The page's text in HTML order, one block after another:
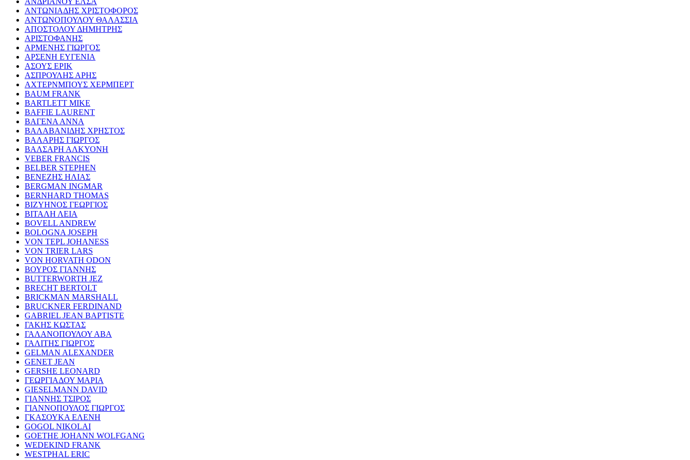
ΑΝΤΩΝΙΑΔΗΣ ΧΡΙΣΤΟΦΟΡΟΣ
ΑΝΤΩΝΟΠΟΥΛΟΥ ΘΑΛΑΣΣΙΑ
ΑΠΟΣΤΟΛΟΥ ΔΗΜΗΤΡΗΣ
ΑΡΙΣΤΟΦΑΝΗΣ
ΑΡΜΕΝΗΣ ΓΙΩΡΓΟΣ
ΑΡΣΕΝΗ ΕΥΓΕΝΙΑ
ΑΣΟΥΣ ΕΡΙΚ
ΑΣΠΡΟΥΛΗΣ ΑΡΗΣ
ΑΧΤΕΡΝΜΠΟΥΣ ΧΕΡΜΠΕΡΤ
BAUM FRANK
BARTLETT MIKE
BAFFIE LAURENT
ΒΑΓΕΝΑ ΑΝΝΑ
ΒΑΛΑΒΑΝΙΔΗΣ ΧΡΗΣΤΟΣ
ΒΑΛΑΡΗΣ ΓΙΩΡΓΟΣ
ΒΑΛΣΑΡΗ ΑΛΚΥΟΝΗ
VEBER FRANCIS
BELBER STEPHEN
ΒΕΝΕΖΗΣ ΗΛΙΑΣ
BERGMAN INGMAR
BERNHARD THOMAS
ΒΙΖΥΗΝΟΣ ΓΕΩΡΓΙΟΣ
ΒΙΤΑΛΗ ΛΕΙΑ
BOVELL ANDREW
BOLOGNA JOSEPH
VON TEPL JOHANESS
VON TRIER LARS
VON HORVATH ODON
ΒΟΥΡΟΣ ΓΙΑΝΝΗΣ
BUTTERWORTH JEZ
BRECHT BERTOLT
BRICKMAN MARSHALL
BRUCKNER FERDINAND
GABRIEL JEAN BAPTISTE
ΓΑΚΗΣ ΚΩΣΤΑΣ
ΓΑΛΑΝΟΠΟΥΛΟΥ ΑΒΑ
ΓΑΛΙΤΗΣ ΓΙΩΡΓΟΣ
GELMAN ALEXANDER
GENET JEAN
GERSHE LEONARD
ΓΕΩΡΓΙΑΔΟΥ ΜΑΡΙΑ
GIESELMANN DAVID
ΓΙΑΝΝΗΣ ΤΣΙΡΟΣ
ΓΙΑΝΝΟΠΟΥΛΟΣ ΓΙΩΡΓΟΣ
ΓΚΑΣΟΥΚΑ ΕΛΕΝΗ
GOGOL NIKOLAI
GOETHE JOHANN WOLFGANG
WEDEKIND FRANK
WESTPHAL ERIC